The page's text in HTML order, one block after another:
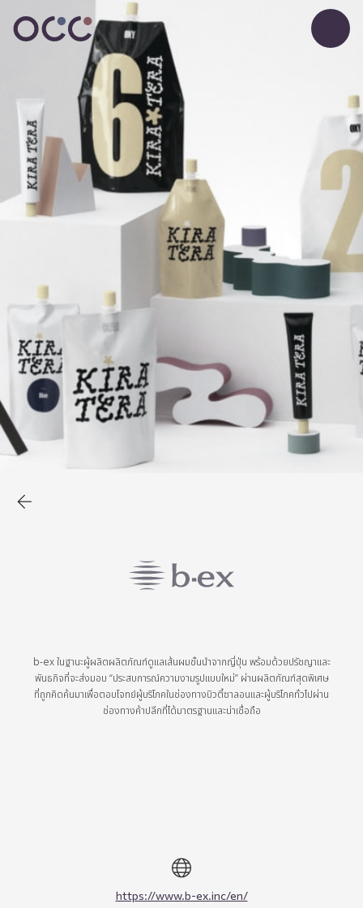
b-ex ในฐานะผู้ผลิตผลิตภัณฑ์ดูแลเส้นผมชั้นนำจากญี่ปุ่น พร้อมด้วยปรัชญาและ
พันธกิจที่จะส่งมอบ “ประสบการณ์ความงามรูปแบบใหม่” ผ่านผลิตภัณฑ์สุดพิเศษ
ที่ถูกคิดค้นมาเพื่อตอบโจทย์ผู้บริโภคในช่องทางบิวตี้ซาลอนและผู้บริโภคทั่วไปผ่าน
ช่องทางค้าปลีกที่ได้มาตรฐานและน่าเชื่อถือ
https://www.b-ex.inc/en/